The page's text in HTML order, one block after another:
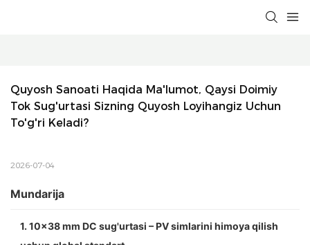
Quyosh Sanoati Haqida Ma'lumot, Qaysi Doimiy
Tok Sug'urtasi Sizning Quyosh Loyihangiz Uchun
To'g'ri Keladi?
2026-07-04
Mundarija
1. 10×38 mm DC sug'urtasi – PV simlarini himoya qilish